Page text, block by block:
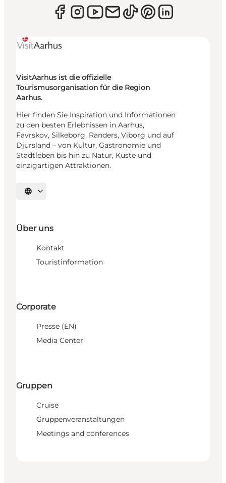
VisitAarhus ist die offizielle
Tourismusorganisation für die Region
Aarhus.
Hier finden Sie Inspiration und Informationen
zu den besten Erlebnissen in Aarhus,
Favrskov, Silkeborg, Randers, Viborg und auf
Djursland – von Kultur, Gastronomie und
Stadtleben bis hin zu Natur, Küste und
einzigartigen Attraktionen.
Sprache auswählen
Über uns
Kontakt
Touristinformation
Corporate
Presse (EN)
Media Center
Gruppen
Cruise
Gruppenveranstaltungen
Meetings and conferences